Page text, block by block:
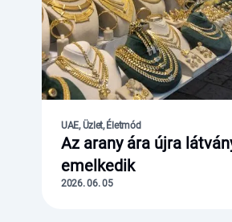
UAE, Üzlet, Életmód
Az arany ára újra
emelkedik
2026. 06. 05